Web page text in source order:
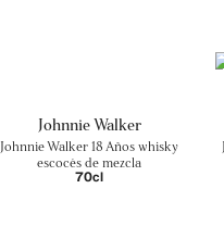
Johnnie Walker
Johnnie Walker 18 Años whisky
escocés de mezcla
70cl